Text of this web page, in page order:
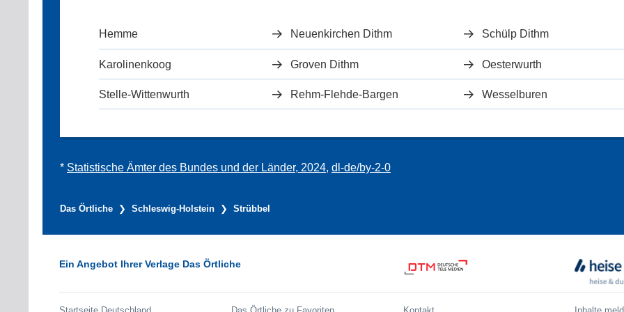
Hemme Neuenkirchen Dithm Schülp Dithm
Karolinenkoog Groven Dithm Oesterwurth
Stelle-Wittenwurth Rehm-Flehde-Bargen Wesselburen
* Statistische Ämter des Bundes und der Länder, 2024, dl-de/by-2-0
Das Örtliche Schleswig-Holstein Strübbel
Ein Angebot Ihrer Verlage Das Örtliche